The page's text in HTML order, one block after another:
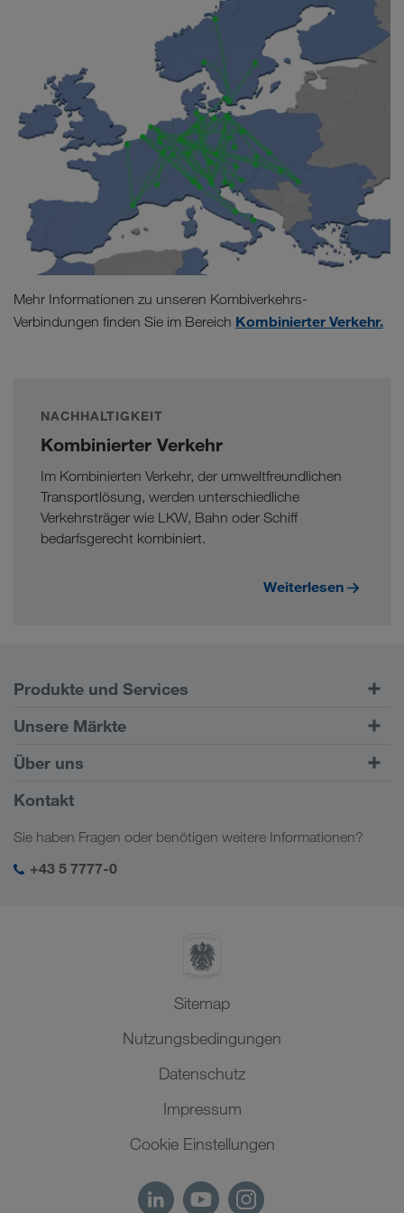
Mehr Informationen zu unseren Kombiverkehrs-
Verbindungen finden Sie im Bereich Kombinierter Verkehr.
NACHHALTIGKEIT
Kombinierter Verkehr
Im Kombinierten Verkehr, der umweltfreundlichen
Transportlösung, werden unterschiedliche
Verkehrsträger wie LKW, Bahn oder Schiff
bedarfsgerecht kombiniert.
Weiterlesen
Produkte und Services
Straßentransporte
Kundenportal CONNECT
Digitale Lösungen
Unsere Märkte
Europa
Kaukasus
Zentralasien
Naher Osten
Über uns
Firmeninformation
Soziale Verantwortung
SHEQ-Management
Kontakt
Sie haben Fragen oder benötigen weitere Informationen?
+43 5 7777-0
Sitemap
Nutzungsbedingungen
Datenschutz
Impressum
Cookie Einstellungen